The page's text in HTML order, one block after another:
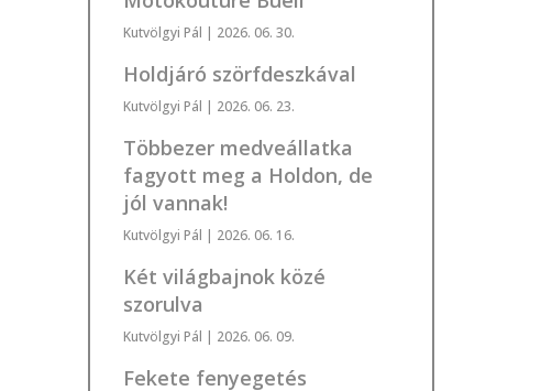
Kutvölgyi Pál | 2026. 06. 30.
Holdjáró szörfdeszkával
Kutvölgyi Pál | 2026. 06. 23.
Többezer medveállatka
fagyott meg a Holdon, de
jól vannak!
Kutvölgyi Pál | 2026. 06. 16.
Két világbajnok közé
szorulva
Kutvölgyi Pál | 2026. 06. 09.
Fekete fenyegetés